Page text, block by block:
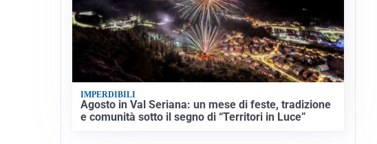
IMPERDIBILI
Agosto in Val Seriana: un mese di feste, tradizione
e comunità sotto il segno di “Territori in Luce”